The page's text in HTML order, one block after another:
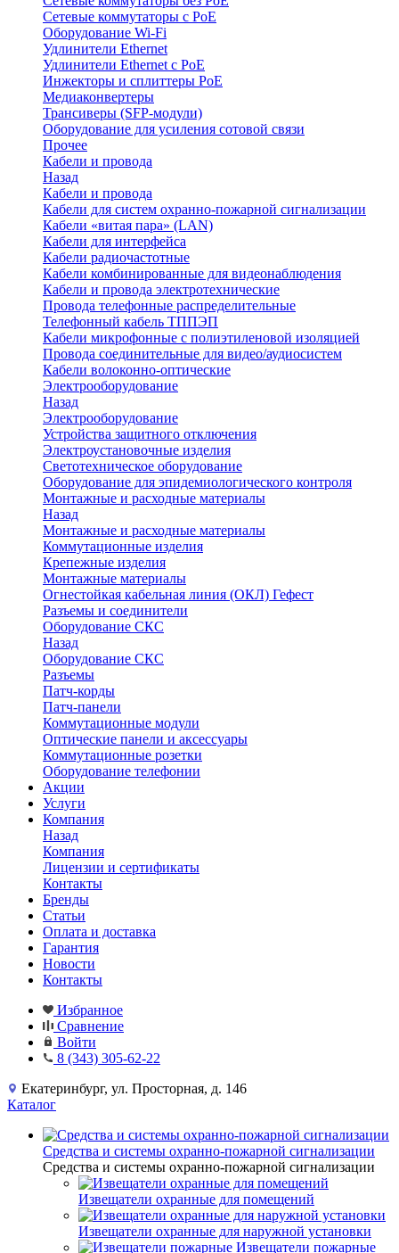
Сетевые коммутаторы с PoE
Оборудование Wi-Fi
Удлинители Ethernet
Удлинители Ethernet с PoE
Инжекторы и сплиттеры PoE
Медиаконвертеры
Трансиверы (SFP-модули)
Оборудование для усиления сотовой связи
Прочее
Кабели и провода
Назад
Кабели и провода
Кабели для систем охранно-пожарной сигнализации
Кабели «витая пара» (LAN)
Кабели для интерфейса
Кабели радиочастотные
Кабели комбинированные для видеонаблюдения
Кабели и провода электротехнические
Провода телефонные распределительные
Телефонный кабель ТППЭП
Кабели микрофонные с полиэтиленовой изоляцией
Провода соединительные для видео/аудиосистем
Кабели волоконно-оптические
Электрооборудование
Назад
Электрооборудование
Устройства защитного отключения
Электроустановочные изделия
Светотехническое оборудование
Оборудование для эпидемиологического контроля
Монтажные и расходные материалы
Назад
Монтажные и расходные материалы
Коммутационные изделия
Крепежные изделия
Монтажные материалы
Огнестойкая кабельная линия (ОКЛ) Гефест
Разъемы и соединители
Оборудование СКС
Назад
Оборудование СКС
Разъемы
Патч-корды
Патч-панели
Коммутационные модули
Оптические панели и аксессуары
Коммутационные розетки
Оборудование телефонии
Акции
Услуги
Компания
Назад
Компания
Лицензии и сертификаты
Контакты
Бренды
Статьи
Оплата и доставка
Гарантия
Новости
Контакты
Избранное
Сравнение
Войти
8 (343) 305-62-22
Екатеринбург, ул. Просторная, д. 146
Каталог
Средства и системы охранно-пожарной сигнализации
Средства и системы охранно-пожарной сигнализации
Извещатели охранные для помещений
Извещатели охранные для наружной установки
Извещатели пожарные